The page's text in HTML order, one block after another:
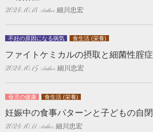
2024.10.18 細川忠宏
不妊の原因になる病気 食生活 (栄養)
ファイトケミカルの摂取と細菌性腟
2024.10.15 細川忠宏
母児の健康 食生活 (栄養)
妊娠中の食事パターンと子どもの自
2024.10.11 細川忠宏